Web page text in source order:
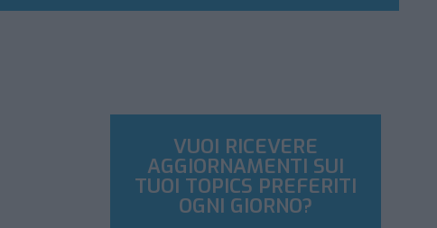
VUOI RICEVERE
AGGIORNAMENTI SUI
TUOI TOPICS PREFERITI
OGNI GIORNO?